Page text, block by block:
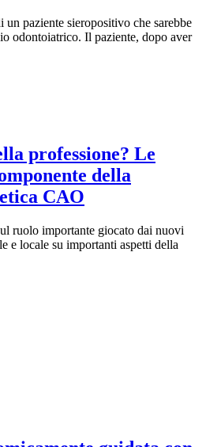
paziente sieropositivo che sarebbe
odontoiatrico. Il paziente, dopo aver
professione? Le
della
CAO
ruolo importante giocato dai nuovi
e locale su importanti aspetti della